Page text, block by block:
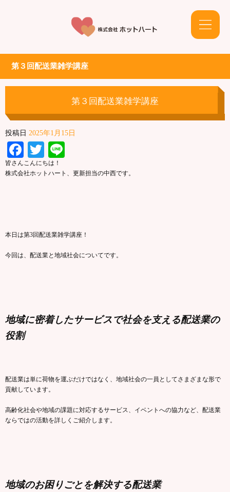
第３回配送業雑学講座
第３回配送業雑学講座
投稿日 2025年1月15日
Facebook
Twitter
皆さんこんにちは！
株式会社ホットハート、更新担当の中西です。
本日は第3回配送業雑学講座！
今回は、配送業と地域社会についてです。
地域に密着したサービスで社会を支える配送業の
役割
配送業は単に荷物を運ぶだけではなく、地域社会の一員としてさまざまな形で
貢献しています。
高齢化社会や地域の課題に対応するサービス、イベントへの協力など、配送業
ならではの活動を詳しくご紹介します。
地域のお困りごとを解決する配送業